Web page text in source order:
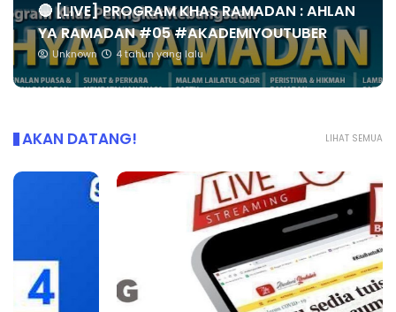
🔴 [LIVE] PROGRAM KHAS RAMADAN : AHLAN
YA RAMADAN #05 #AKADEMIYOUTUBER
Unknown 4 tahun yang lalu
LIHAT SEMUA
AKAN DATANG!